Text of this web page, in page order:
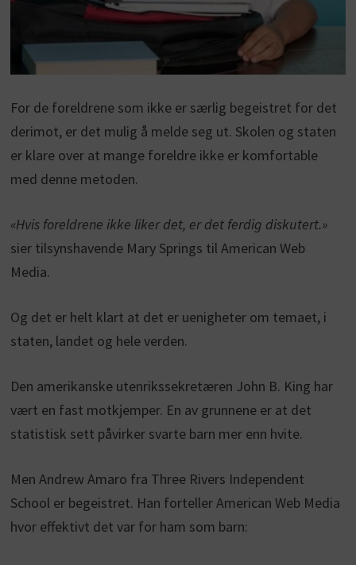
For de foreldrene som ikke er særlig begeistret for det
derimot, er det mulig å melde seg ut. Skolen og staten
er klare over at mange foreldre ikke er komfortable
med denne metoden.
«Hvis foreldrene ikke liker det, er det ferdig diskutert.»
sier tilsynshavende Mary Springs til American Web
Media.
Og det er helt klart at det er uenigheter om temaet, i
staten, landet og hele verden.
Den amerikanske utenrikssekretæren John B. King har
vært en fast motkjemper. En av grunnene er at det
statistisk sett påvirker svarte barn mer enn hvite.
Men Andrew Amaro fra Three Rivers Independent
School er begeistret. Han forteller American Web Media
hvor effektivt det var for ham som barn: